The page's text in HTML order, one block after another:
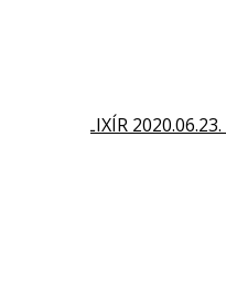
TV ELIXÍR